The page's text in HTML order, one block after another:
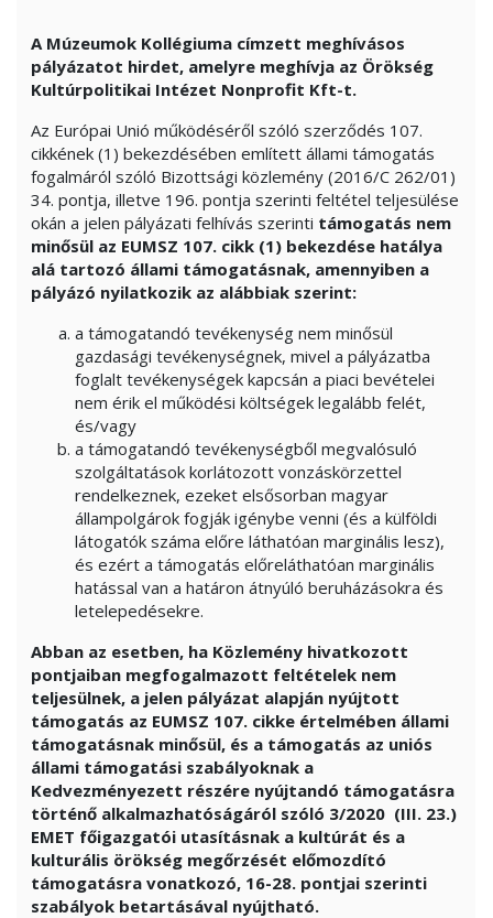
A Múzeumok Kollégiuma címzett meghívásos
pályázatot hirdet, amelyre meghívja az Örökség
Kultúrpolitikai Intézet Nonprofit Kft-t.
Az Európai Unió működéséről szóló szerződés 107.
cikkének (1) bekezdésében említett állami támogatás
fogalmáról szóló Bizottsági közlemény (2016/C 262/01)
34. pontja, illetve 196. pontja szerinti feltétel teljesülése
okán a jelen pályázati felhívás szerinti támogatás nem
minősül az EUMSZ 107. cikk (1) bekezdése hatálya
alá tartozó állami támogatásnak, amennyiben a
pályázó nyilatkozik az alábbiak szerint:
a támogatandó tevékenység nem minősül
gazdasági tevékenységnek, mivel a pályázatba
foglalt tevékenységek kapcsán a piaci bevételei
nem érik el működési költségek legalább felét,
és/vagy
a támogatandó tevékenységből megvalósuló
szolgáltatások korlátozott vonzáskörzettel
rendelkeznek, ezeket elsősorban magyar
állampolgárok fogják igénybe venni (és a külföldi
látogatók száma előre láthatóan marginális lesz),
és ezért a támogatás előreláthatóan marginális
hatással van a határon átnyúló beruházásokra és
letelepedésekre.
Abban az esetben, ha Közlemény hivatkozott
pontjaiban megfogalmazott feltételek nem
teljesülnek, a jelen pályázat alapján nyújtott
támogatás az EUMSZ 107. cikke értelmében állami
támogatásnak minősül, és a támogatás az uniós
állami támogatási szabályoknak a
Kedvezményezett részére nyújtandó támogatásra
történő alkalmazhatóságáról szóló 3/2020 (III. 23.)
EMET főigazgatói utasításnak a kultúrát és a
kulturális örökség megőrzését előmozdító
támogatásra vonatkozó, 16-28. pontjai szerinti
szabályok betartásával nyújtható.